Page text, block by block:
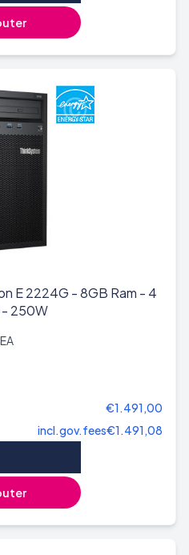
E 2224G - 8GB Ram - 4
- 250W
€1.491,00
incl.gov.fees€1.491,08